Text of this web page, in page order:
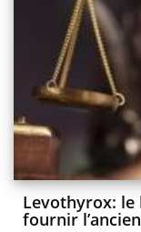
Levothyrox: le
fournir